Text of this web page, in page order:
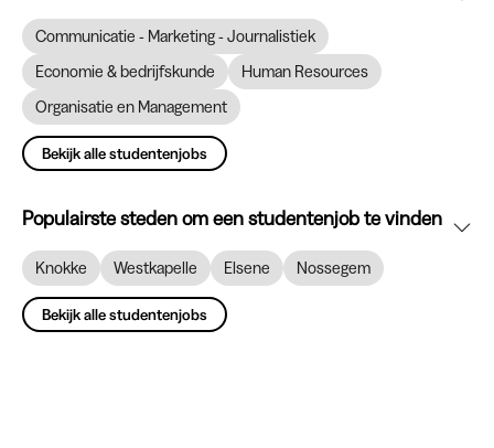
Communicatie - Marketing - Journalistiek
Economie & bedrijfskunde
Human Resources
Organisatie en Management
Bekijk alle studentenjobs
Populairste steden om een studentenjob te vinden
Knokke Westkapelle Elsene Nossegem
Bekijk alle studentenjobs